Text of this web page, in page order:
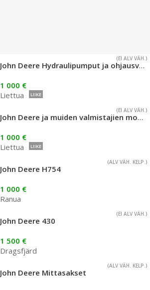
(EI ALV VÄH.)
John Deere Hydraulipumput ja ohjausventtiilit
1 000 €
Liettua
LIIKE
(EI ALV VÄH.)
John Deere ja muiden valmistajien moottorit
1 000 €
Liettua
LIIKE
(ALV VÄH. KELP.)
John Deere H754
1 000 €
Ranua
(EI ALV VÄH.)
John Deere 430
1 500 €
Dragsfjärd
(ALV VÄH. KELP.)
John Deere Mittasakset